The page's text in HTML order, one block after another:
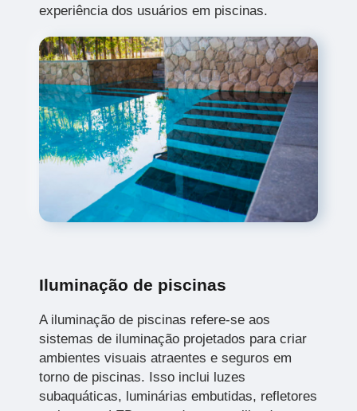
experiência dos usuários em piscinas.
Iluminação de piscinas
A iluminação de piscinas refere-se aos
sistemas de iluminação projetados para criar
ambientes visuais atraentes e seguros em
torno de piscinas. Isso inclui luzes
subaquáticas, luminárias embutidas, refletores